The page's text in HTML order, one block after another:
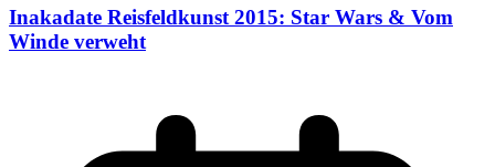
Inakadate Reisfeldkunst 2015: Star Wars & Vom
Winde verweht